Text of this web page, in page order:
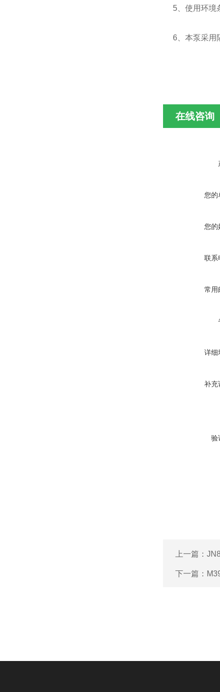
5、使用环境
6、本泵采用
在线咨询
您的
您的
联系
常用
详细
补充
验
上一篇：
下一篇：